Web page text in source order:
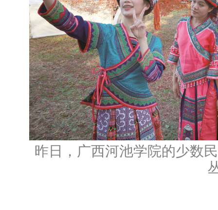
昨日，广西河池学院的少数